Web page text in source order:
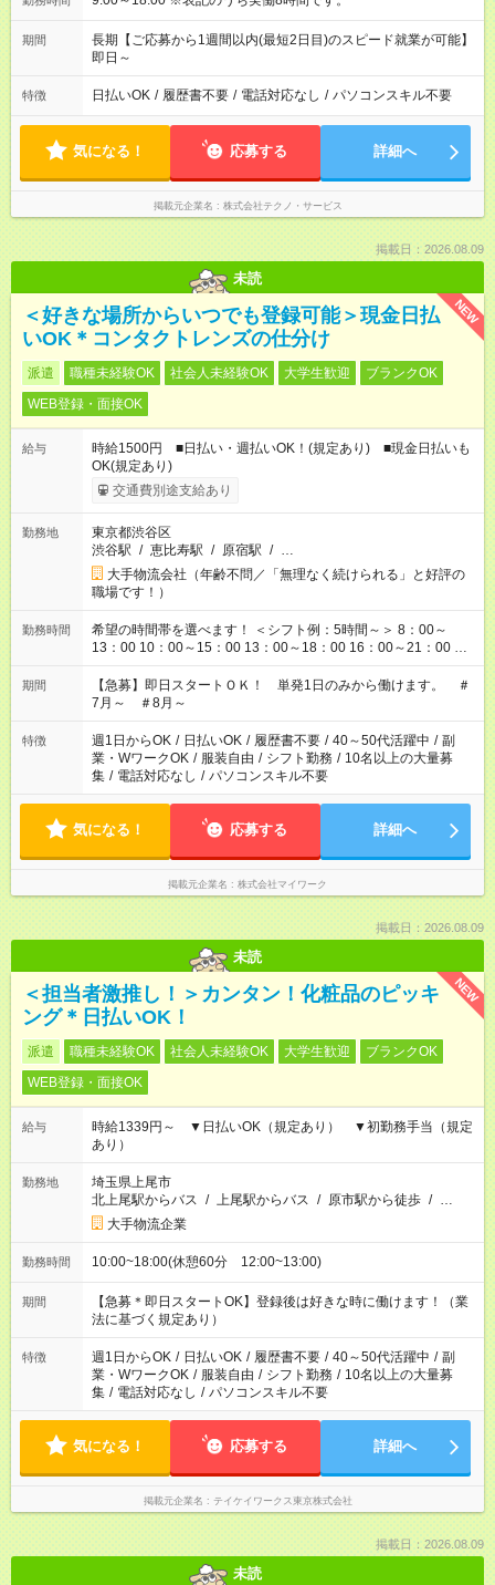
期間
長期【ご応募から1週間以内(最短2日目)のスピード就業が可能】
即日～
特徴 日払いOK / 履歴書不要 / 電話対応なし / パソコンスキル不要
気になる！ 応募する 詳細へ
掲載元企業名 株式会社テクノ・サービス
掲載日：2026.08.09
未読
NEW
＜好きな場所からいつでも登録可能＞現金日払
いOK＊コンタクトレンズの仕分け
派遣 職種未経験OK 社会人未経験OK 大学生歓迎
ブランクOK
WEB登録・面接OK
給与
時給1500円 ■日払い・週払いOK！(規定あり) ■現金日払いも
OK(規定あり)
交通費別途支給あり
勤務地
東京都渋谷区
渋谷駅 / 恵比寿駅 / 原宿駅 / …
大手物流会社（年齢不問／「無理なく続けられる」と好評の
職場です！）
勤務時間
希望の時間帯を選べます！ ＜シフト例：5時間～＞ 8：00～
13：00 10：00～15：00 13：00～18：00 16：00～21：00 ＜
シフト例：8時間～＞ ・10：00～19：00 ・13：00～22：00 ・
22：00～翌6：00 など！是非ご希望をお聞かせください！
期間
【急募】即日スタートＯＫ！ 単発1日のみから働けます。 ＃
7月～ ＃8月～
特徴 週1日からOK / 日払いOK / 履歴書不要 / 40～50代活躍中 / 副
業・WワークOK / 服装自由 / シフト勤務 / 10名以上の大量募
集 / 電話対応なし / パソコンスキル不要
気になる！ 応募する 詳細へ
掲載元企業名 株式会社マイワーク
掲載日：2026.08.09
未読
NEW
＜担当者激推し！＞カンタン！化粧品のピッキ
ング＊日払いOK！
派遣 職種未経験OK 社会人未経験OK 大学生歓迎
ブランクOK
WEB登録・面接OK
給与
時給1339円～ ▼日払いOK（規定あり） ▼初勤務手当（規定
あり）
勤務地
埼玉県上尾市
北上尾駅からバス / 上尾駅からバス / 原市駅から徒歩 / …
大手物流企業
勤務時間 10:00~18:00(休憩60分 12:00~13:00)
期間
【急募＊即日スタートOK】登録後は好きな時に働けます！（業
法に基づく規定あり）
特徴 週1日からOK / 日払いOK / 履歴書不要 / 40～50代活躍中 / 副
業・WワークOK / 服装自由 / シフト勤務 / 10名以上の大量募
集 / 電話対応なし / パソコンスキル不要
気になる！ 応募する 詳細へ
掲載元企業名 テイケイワークス東京株式会社
掲載日：2026.08.09
未読